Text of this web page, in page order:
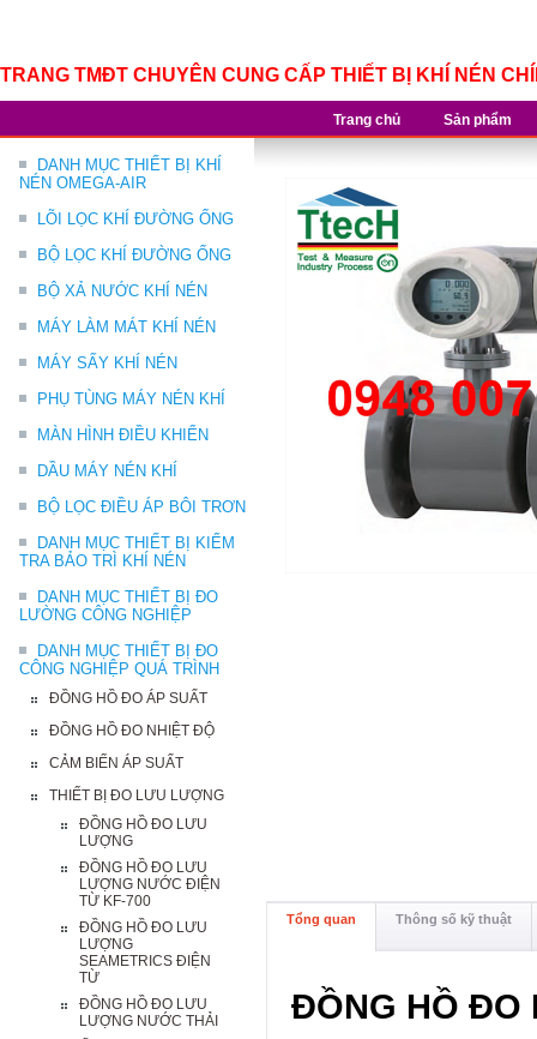
TRANG TMĐT CHUYÊN CUNG CẤP THIẾT BỊ KHÍ NÉN
Trang chủ Sản phẩm
DANH MỤC THIẾT BỊ KHÍ
NÉN OMEGA-AIR
LÕI LỌC KHÍ ĐƯỜNG ỐNG
BỘ LỌC KHÍ ĐƯỜNG ỐNG
BỘ XẢ NƯỚC KHÍ NÉN
MÁY LÀM MÁT KHÍ NÉN
MÁY SẤY KHÍ NÉN
PHỤ TÙNG MÁY NÉN KHÍ
MÀN HÌNH ĐIỀU KHIỂN
DẦU MÁY NÉN KHÍ
BỘ LỌC ĐIỀU ÁP BÔI TRƠN
DANH MỤC THIẾT BỊ KIỂM
TRA BẢO TRÌ KHÍ NÉN
DANH MỤC THIẾT BỊ ĐO
LƯỜNG CÔNG NGHIỆP
DANH MỤC THIẾT BỊ ĐO
CÔNG NGHIỆP QUÁ TRÌNH
ĐỒNG HỒ ĐO ÁP SUẤT
ĐỒNG HỒ ĐO NHIỆT ĐỘ
CẢM BIẾN ÁP SUẤT
THIẾT BỊ ĐO LƯU LƯỢNG
ĐỒNG HỒ ĐO LƯU
LƯỢNG
ĐỒNG HỒ ĐO LƯU
LƯỢNG NƯỚC ĐIỆN
TỪ KF-700
ĐỒNG HỒ ĐO LƯU
LƯỢNG
SEAMETRICS ĐIỆN
TỪ
ĐỒNG HỒ ĐO LƯU
LƯỢNG NƯỚC THẢI
Tổng quan Thông số kỹ thuật
ĐỒNG HỒ ĐO